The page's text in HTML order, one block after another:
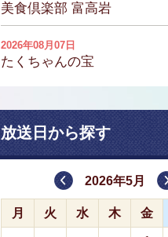
美食倶楽部 富高岩
2026年08月07日
たくちゃんの宝
放送日から探す
2026年5月
月 火 水 木 金